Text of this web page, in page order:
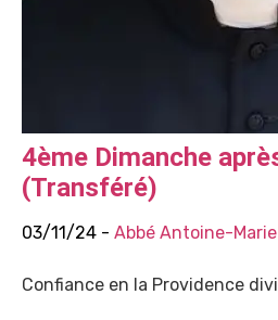
4ème Dimanche
(Transféré)
03/11/24 - Abbé Antoine-Marie
Confiance en la Providence